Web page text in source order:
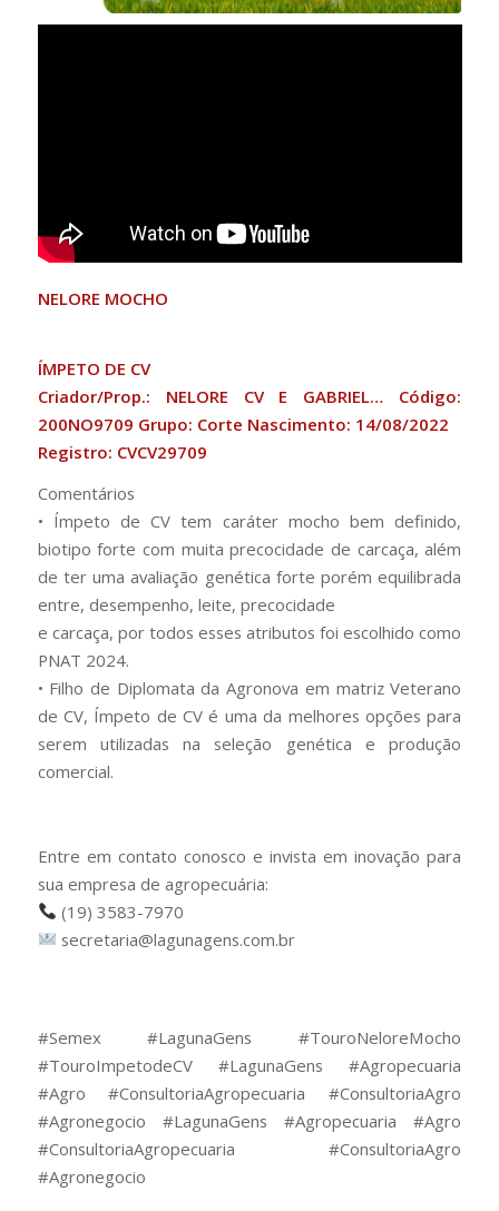
NELORE MOCHO
ÍMPETO DE CV
Criador/Prop.: NELORE CV E GABRIEL… Código:
200NO9709 Grupo: Corte Nascimento: 14/08/2022
Registro: CVCV29709
Comentários
• Ímpeto de CV tem caráter mocho bem definido,
biotipo forte com muita precocidade de carcaça, além
de ter uma avaliação genética forte porém equilibrada
entre, desempenho, leite, precocidade
e carcaça, por todos esses atributos foi escolhido como
PNAT 2024.
• Filho de Diplomata da Agronova em matriz Veterano
de CV, Ímpeto de CV é uma da melhores opções para
serem utilizadas na seleção genética e produção
comercial.
Entre em contato conosco e invista em inovação para
sua empresa de agropecuária:
(19) 3583-7970
secretaria@lagunagens.com.br
#Semex #LagunaGens #TouroNeloreMocho
#TouroImpetodeCV #LagunaGens #Agropecuaria
#Agro #ConsultoriaAgropecuaria #ConsultoriaAgro
#Agronegocio #LagunaGens #Agropecuaria #Agro
#ConsultoriaAgropecuaria #ConsultoriaAgro
#Agronegocio